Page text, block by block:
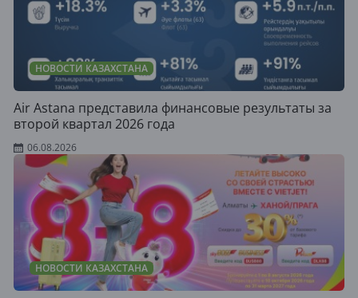
НОВОСТИ КАЗАХСТАНА
Air Astana представила финансовые результаты за
второй квартал 2026 года
06.08.2026
НОВОСТИ КАЗАХСТАНА